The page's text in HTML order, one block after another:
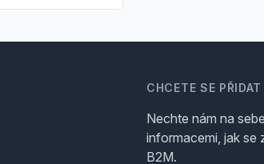
CHCETE SE
Nechte nám na
informacemi, jak se
B2M.